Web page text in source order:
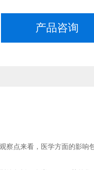
产品咨询
察点来看，医学方面的影响